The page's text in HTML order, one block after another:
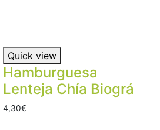
Quick view
Hamburguesa
Lenteja Chía Biográ
4,30€